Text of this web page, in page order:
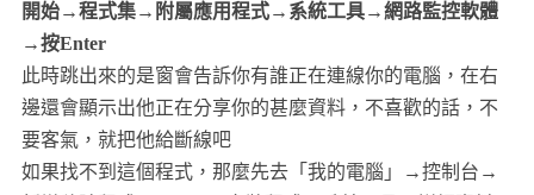
開始→程式集→附屬應用程式→系統工具→網路監控軟體
→按Enter
此時跳出來的是窗會告訴你有誰正在連線你的電腦，在右
邊還會顯示出他正在分享你的甚麼資料，不喜歡的話，不
要客氣，就把他給斷線吧
如果找不到這個程式，那麼先去「我的電腦」→控制台→